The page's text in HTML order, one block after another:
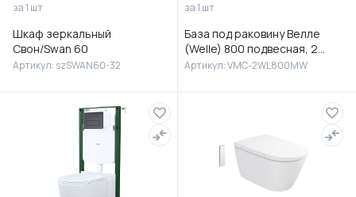
за 1 шт
Шкаф зеркальный
Свон/Swan 60
Артикул: szSWAN60-32
за 1 шт
База под раковину Велле
(Welle) 800 подвесная, 2
выкатных ящика микролифт,
Артикул: VMC-2WL800MW